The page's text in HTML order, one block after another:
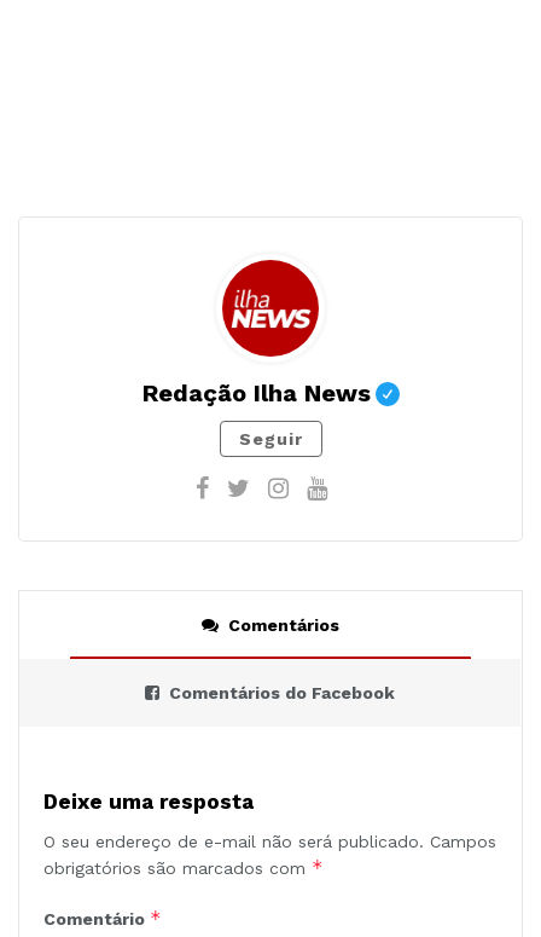
Redação Ilha News
Seguir
Comentários
Comentários do Facebook
Deixe uma resposta
O seu endereço de e-mail não será publicado. Campos
obrigatórios são marcados com *
Comentário *